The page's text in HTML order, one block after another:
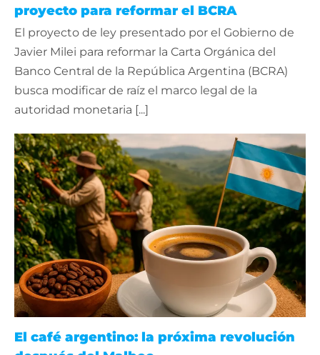
proyecto para reformar el BCRA
El proyecto de ley presentado por el Gobierno de
Javier Milei para reformar la Carta Orgánica del
Banco Central de la República Argentina (BCRA)
busca modificar de raíz el marco legal de la
autoridad monetaria [...]
El café argentino: la próxima revolución